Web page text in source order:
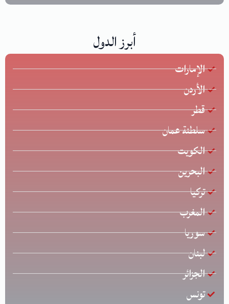
أبرز الدول
الإمارات
الأردن
قطر
سلطنة عمان
الكويت
البحرين
تركيا
المغرب
سوريا
لبنان
الجزائر
تونس